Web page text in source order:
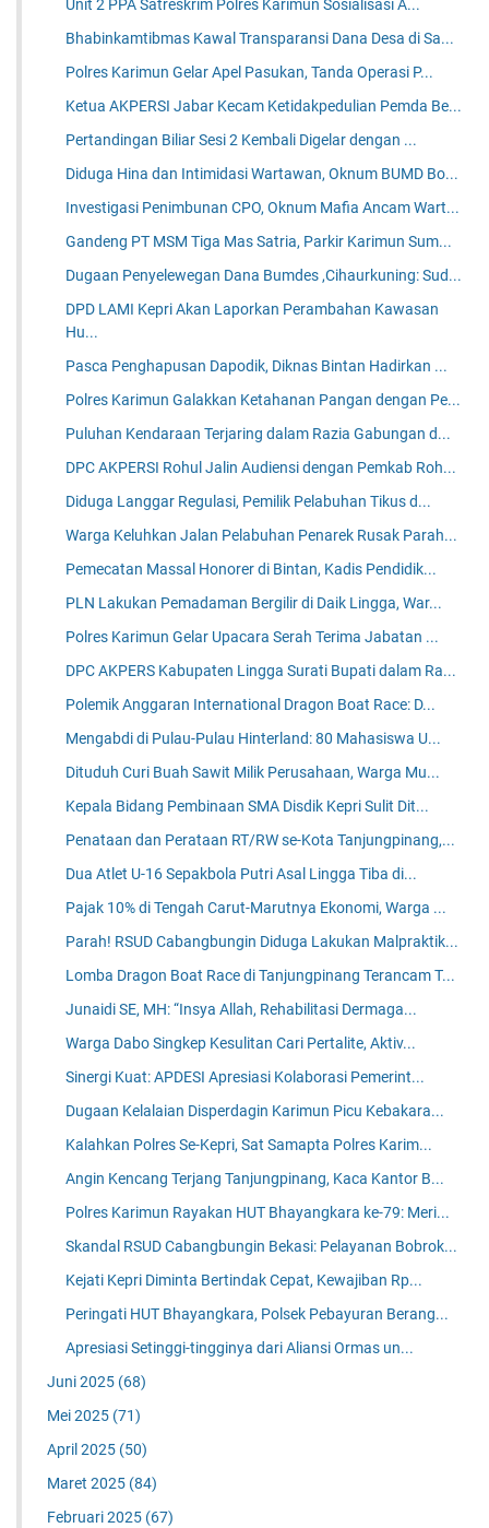
Unit 2 PPA Satreskrim Polres Karimun Sosialisasi A...
Bhabinkamtibmas Kawal Transparansi Dana Desa di Sa...
Polres Karimun Gelar Apel Pasukan, Tanda Operasi P...
Ketua AKPERSI Jabar Kecam Ketidakpedulian Pemda Be...
Pertandingan Biliar Sesi 2 Kembali Digelar dengan ...
Diduga Hina dan Intimidasi Wartawan, Oknum BUMD Bo...
Investigasi Penimbunan CPO, Oknum Mafia Ancam Wart...
Gandeng PT MSM Tiga Mas Satria, Parkir Karimun Sum...
Dugaan Penyelewegan Dana Bumdes ,Cihaurkuning: Sud...
DPD LAMI Kepri Akan Laporkan Perambahan Kawasan
Hu...
Pasca Penghapusan Dapodik, Diknas Bintan Hadirkan ...
Polres Karimun Galakkan Ketahanan Pangan dengan Pe...
Puluhan Kendaraan Terjaring dalam Razia Gabungan d...
DPC AKPERSI Rohul Jalin Audiensi dengan Pemkab Roh...
Diduga Langgar Regulasi, Pemilik Pelabuhan Tikus d...
Warga Keluhkan Jalan Pelabuhan Penarek Rusak Parah...
Pemecatan Massal Honorer di Bintan, Kadis Pendidik...
PLN Lakukan Pemadaman Bergilir di Daik Lingga, War...
Polres Karimun Gelar Upacara Serah Terima Jabatan ...
DPC AKPERS Kabupaten Lingga Surati Bupati dalam Ra...
Polemik Anggaran International Dragon Boat Race: D...
Mengabdi di Pulau-Pulau Hinterland: 80 Mahasiswa U...
Dituduh Curi Buah Sawit Milik Perusahaan, Warga Mu...
Kepala Bidang Pembinaan SMA Disdik Kepri Sulit Dit...
Penataan dan Perataan RT/RW se-Kota Tanjungpinang,...
Dua Atlet U-16 Sepakbola Putri Asal Lingga Tiba di...
Pajak 10% di Tengah Carut-Marutnya Ekonomi, Warga ...
Parah! RSUD Cabangbungin Diduga Lakukan Malpraktik...
Lomba Dragon Boat Race di Tanjungpinang Terancam T...
Junaidi SE, MH: “Insya Allah, Rehabilitasi Dermaga...
Warga Dabo Singkep Kesulitan Cari Pertalite, Aktiv...
Sinergi Kuat: APDESI Apresiasi Kolaborasi Pemerint...
Dugaan Kelalaian Disperdagin Karimun Picu Kebakara...
Kalahkan Polres Se-Kepri, Sat Samapta Polres Karim...
Angin Kencang Terjang Tanjungpinang, Kaca Kantor B...
Polres Karimun Rayakan HUT Bhayangkara ke-79: Meri...
Skandal RSUD Cabangbungin Bekasi: Pelayanan Bobrok...
Kejati Kepri Diminta Bertindak Cepat, Kewajiban Rp...
Peringati HUT Bhayangkara, Polsek Pebayuran Berang...
Apresiasi Setinggi-tingginya dari Aliansi Ormas un...
Juni 2025 (68)
Mei 2025 (71)
April 2025 (50)
Maret 2025 (84)
Februari 2025 (67)